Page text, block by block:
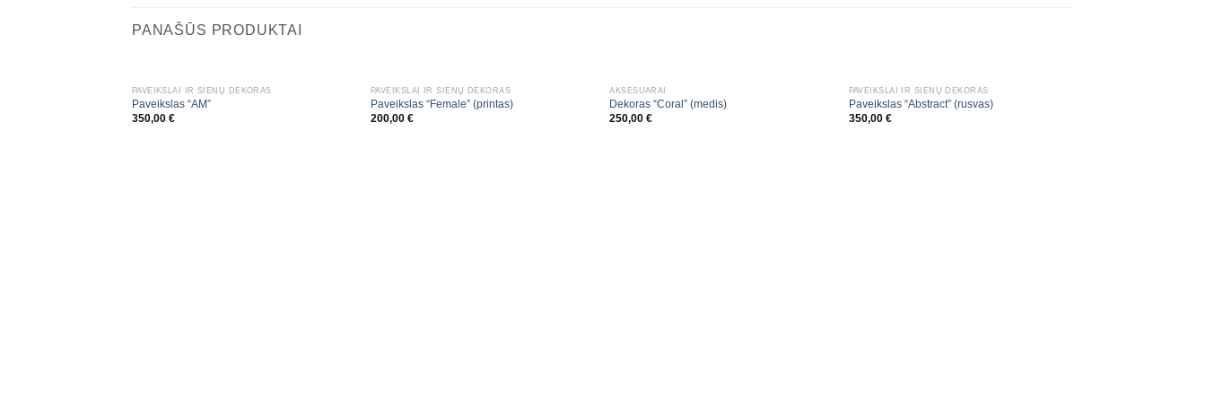
PANAŠŪS PRODUKTAI
PAVEIKSLAI IR SIENŲ DEKORAS
Paveikslas “AM”
350,00 €
PAVEIKSLAI IR SIENŲ DEKORAS
Paveikslas “Female” (printas)
200,00€
AKSESUARAI
Dekoras “Coral” (medis)
250,00€
PAVEIKSLAI IR SIENŲ DEKORAS
Paveikslas “Abstract” (rusvas)
350,00 €